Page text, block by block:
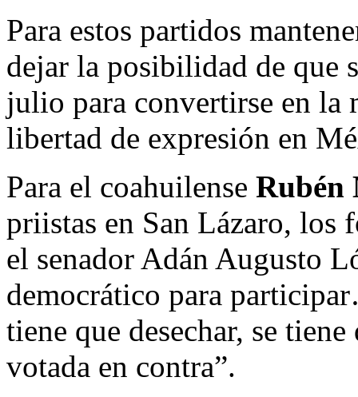
Para estos partidos
dejar la posibilidad de que
julio para convertirse en la
libertad de expresión en
Para el coahuilense Rubén
priistas en San Lázaro, los
el senador Adán Augusto
democrático para
tiene que desechar, se
votada en contra”.